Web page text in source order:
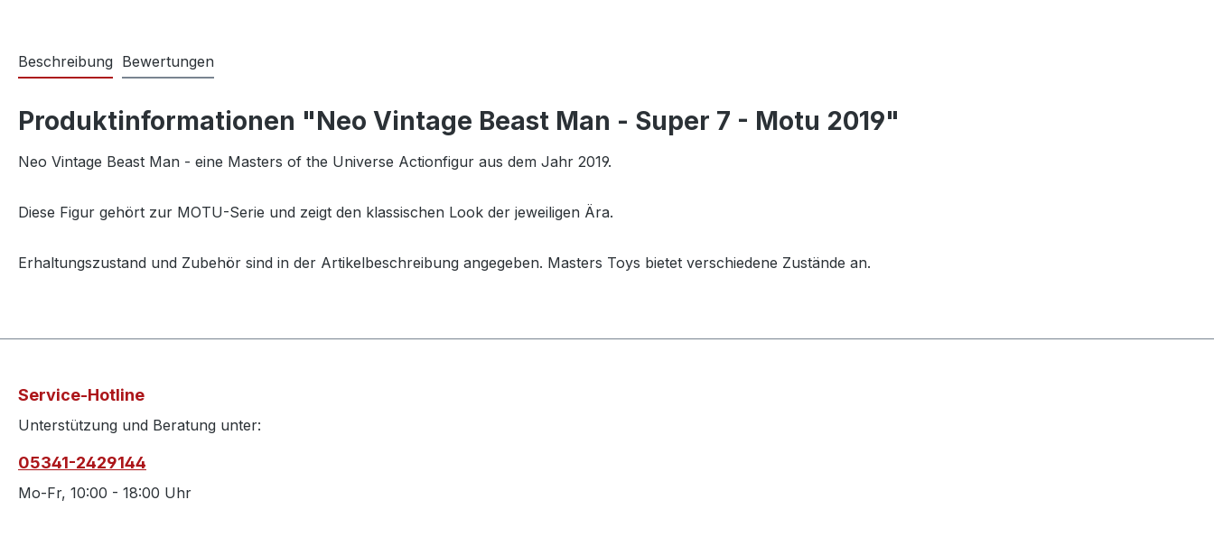
Beschreibung Bewertungen
Produktinformationen "Neo Vintage Beast Man - Super 7 - Motu 2019"
Neo Vintage Beast Man - eine Masters of the Universe Actionfigur aus dem Jahr 2019.
Diese Figur gehört zur MOTU-Serie und zeigt den klassischen Look der jeweiligen Ära.
Erhaltungszustand und Zubehör sind in der Artikelbeschreibung angegeben. Masters Toys bietet verschiedene Zustände an.
Service-Hotline
Unterstützung und Beratung unter:
05341-2429144
Mo-Fr, 10:00 - 18:00 Uhr